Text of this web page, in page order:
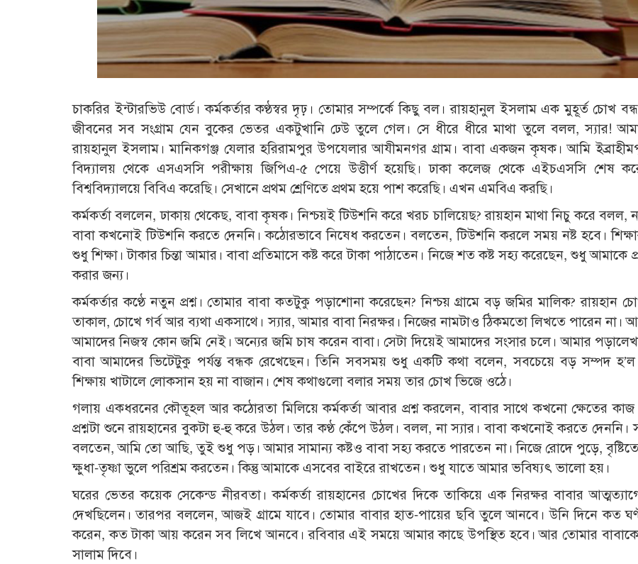
চাকরির ইন্টারভিউ বোর্ড। কর্মকর্তার কণ্ঠস্বর দৃঢ়। তোমার সম্পর্কে কিছু বল। রায়হানুল ইসলাম এক মুহূর্ত চোখ
জীবনের সব সংগ্রাম যেন বুকের ভেতর একটুখানি ঢেউ তুলে গেল। সে ধীরে ধীরে মাথা তুলে বলল, স্যার!
রায়হানুল ইসলাম। মানিকগঞ্জ যেলার হরিরামপুর উপযেলার আযীমনগর গ্রাম। বাবা একজন কৃষক। আমি
বিদ্যালয় থেকে এসএসসি পরীক্ষায় জিপিএ-৫ পেয়ে উত্তীর্ণ হয়েছি। ঢাকা কলেজ থেকে এইচএসসি শেষ
বিশ্ববিদ্যালয়ে বিবিএ করেছি। সেখানে প্রথম শ্রেণিতে প্রথম হয়ে পাশ করেছি। এখন এমবিএ করছি।
কর্মকর্তা বললেন, ঢাকায় থেকেছ, বাবা কৃষক। নিশ্চয়ই টিউশনি করে খরচ চালিয়েছ? রায়হান মাথা নিচু করে বলল,
বাবা কখনোই টিউশনি করতে দেননি। কঠোরভাবে নিষেধ করতেন। বলতেন, টিউশনি করলে সময় নষ্ট হবে।
শুধু শিক্ষা। টাকার চিন্তা আমার। বাবা প্রতিমাসে কষ্ট করে টাকা পাঠাতেন। নিজে শত কষ্ট সহ্য করেছেন, শুধু আমাকে
করার জন্য।
কর্মকর্তার কণ্ঠে নতুন প্রশ্ন। তোমার বাবা কতটুকু পড়াশোনা করেছেন? নিশ্চয় গ্রামে বড় জমির মালিক? রায়হান
তাকাল, চোখে গর্ব আর ব্যথা একসাথে। স্যার, আমার বাবা নিরক্ষর। নিজের নামটাও ঠিকমতো লিখতে পারেন না।
আমাদের নিজস্ব কোন জমি নেই। অন্যের জমি চাষ করেন বাবা। সেটা দিয়েই আমাদের সংসার চলে। আমার
বাবা আমাদের ভিটেটুকু পর্যন্ত বন্ধক রেখেছেন। তিনি সবসময় শুধু একটি কথা বলেন, সবচেয়ে বড় সম্পদ হ’ল
শিক্ষায় খাটালে লোকসান হয় না বাজান। শেষ কথাগুলো বলার সময় তার চোখ ভিজে ওঠে।
গলায় একধরনের কৌতূহল আর কঠোরতা মিলিয়ে কর্মকর্তা আবার প্রশ্ন করলেন, বাবার সাথে কখনো ক্ষেতের কাজ
প্রশ্নটা শুনে রায়হানের বুকটা হু-হু করে উঠল। তার কণ্ঠ কেঁপে উঠল। বলল, না স্যার। বাবা কখনোই করতে
বলতেন, আমি তো আছি, তুই শুধু পড়। আমার সামান্য কষ্টও বাবা সহ্য করতে পারতেন না। নিজে রোদে পুড়ে,
ক্ষুধা-তৃষ্ণা ভুলে পরিশ্রম করতেন। কিন্তু আমাকে এসবের বাইরে রাখতেন। শুধু যাতে আমার ভবিষ্যৎ ভালো হয়।
ঘরের ভেতর কয়েক সেকেন্ড নীরবতা। কর্মকর্তা রায়হানের চোখের দিকে তাকিয়ে এক নিরক্ষর বাবার
দেখছিলেন। তারপর বললেন, আজই গ্রামে যাবে। তোমার বাবার হাত-পায়ের ছবি তুলে আনবে। উনি দিনে কত
করেন, কত টাকা আয় করেন সব লিখে আনবে। রবিবার এই সময়ে আমার কাছে উপস্থিত হবে। আর তোমার
সালাম দিবে।